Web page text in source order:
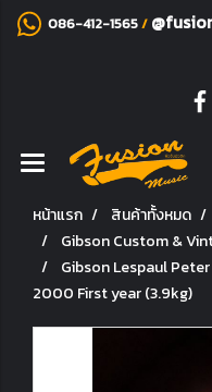
086-412-1565/
หน้าแรก สินค้าทั้งหมด
Gibson Custom &
Gibson Lespaul
2000 First year (3.9kg)